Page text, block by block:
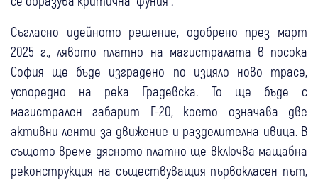
Съгласно идейното решение, одобрено през март
2025 г., лявото платно на магистралата в посока
София ще бъде изградено по изцяло ново трасе,
успоредно на река Градевска. То ще бъде с
магистрален габарит Г-20, което означава две
активни ленти за движение и разделителна ивица. В
същото време дясното платно ще включва мащабна
реконструкция на съществуващия първокласен път,